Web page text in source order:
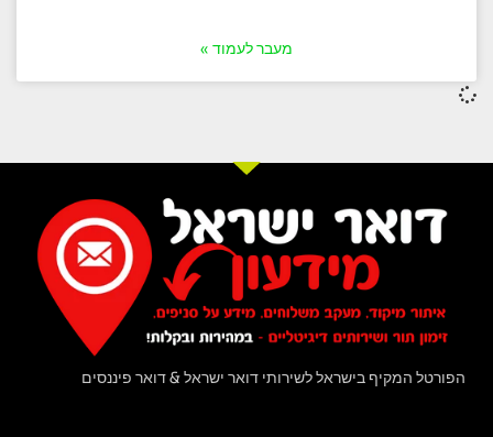
מעבר לעמוד »
הפורטל המקיף בישראל לשירותי דואר ישראל & דואר פיננסים